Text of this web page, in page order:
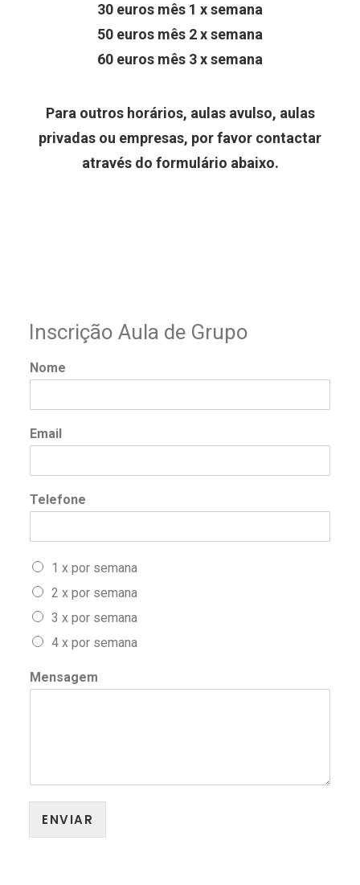
30 euros mês 1 x semana
50 euros mês 2 x semana
60 euros mês 3 x semana
Para outros horários, aulas avulso, aulas
privadas ou empresas, por favor contactar
através do formulário abaixo.
Inscrição Aula de Grupo
Nome
Email
Telefone
1 x por semana
2 x por semana
3 x por semana
4 x por semana
Mensagem
ENVIAR